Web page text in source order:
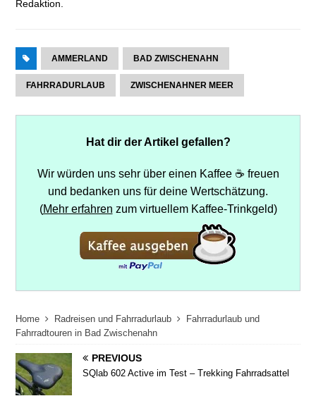
Redaktion
AMMERLAND BAD ZWISCHENAHN
FAHRRADURLAUB ZWISCHENAHNER MEER
Hat dir der Artikel gefallen?
Wir würden uns sehr über einen Kaffee ☕ freuen
und bedanken uns für deine Wertschätzung.
(Mehr erfahren zum virtuellem Kaffee-Trinkgeld)
Home Radreisen und Fahrradurlaub
Fahrradurlaub und
Fahrradtouren in Bad Zwischenahn
PREVIOUS
SQlab 602 Active im Test – Trekking Fahrradsattel